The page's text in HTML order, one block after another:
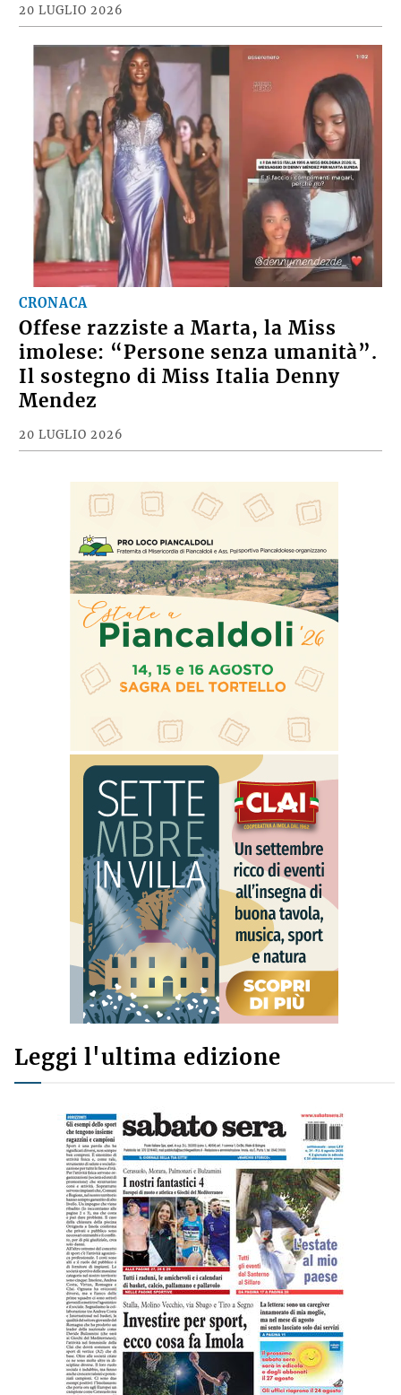
20 LUGLIO 2026
CRONACA
Offese razziste a Marta, la Miss
imolese: “Persone senza umanità”.
Il sostegno di Miss Italia Denny
Mendez
20 LUGLIO 2026
Leggi l'ultima edizione